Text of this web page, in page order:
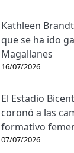
Kathleen
que se ha ido
Magallanes
16/07/2026
El Estadio
coronó a las
formativo
07/07/2026